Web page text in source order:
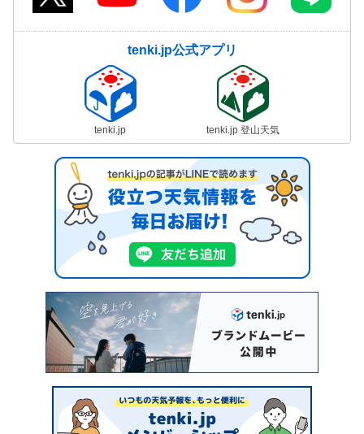
tenki.jp公式アプリ
tenki.jp tenki.jp 登山天気